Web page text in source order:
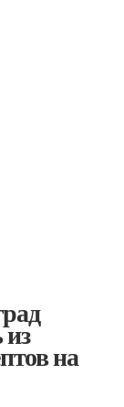
на